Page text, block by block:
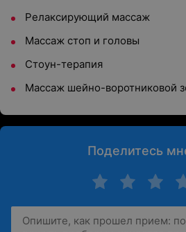
Релаксирующий массаж
Массаж стоп и головы
Стоун-терапия
Массаж шейно-воротниковой
Поделитесь